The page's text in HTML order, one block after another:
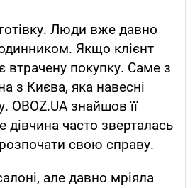
Люди вже давно
Якщо клієнт
втрачену покупку. Саме з
з Києва, яка навесні
OBOZ.UA знайшов її
дівчина часто зверталась
свою справу.
але давно мріяла